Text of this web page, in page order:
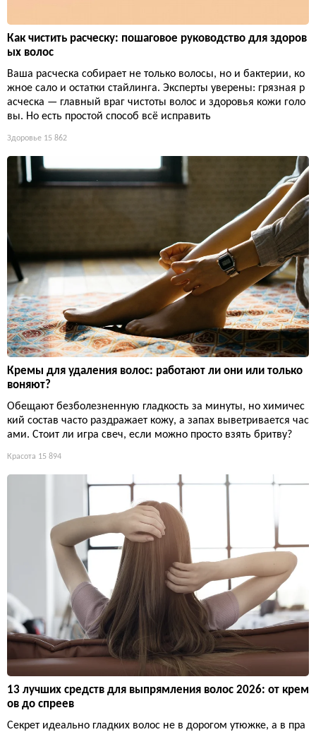
Как чистить расческу: пошаговое руководство для здоров
ых волос
Ваша расческа собирает не только волосы, но и бактерии, ко
жное сало и остатки стайлинга. Эксперты уверены: грязная р
асческа — главный враг чистоты волос и здоровья кожи голо
вы. Но есть простой способ всё исправить
Здоровье 15 862
Кремы для удаления волос: работают ли они или только
воняют?
Обещают безболезненную гладкость за минуты, но химичес
кий состав часто раздражает кожу, а запах выветривается час
ами. Стоит ли игра свеч, если можно просто взять бритву?
Красота 15 894
13 лучших средств для выпрямления волос 2026: от крем
ов до спреев
Секрет идеально гладких волос не в дорогом утюжке, а в пра